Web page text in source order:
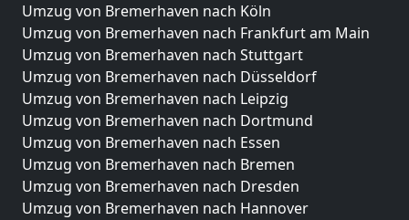
Umzug von Bremerhaven nach Köln
Umzug von Bremerhaven nach Frankfurt am Main
Umzug von Bremerhaven nach Stuttgart
Umzug von Bremerhaven nach Düsseldorf
Umzug von Bremerhaven nach Leipzig
Umzug von Bremerhaven nach Dortmund
Umzug von Bremerhaven nach Essen
Umzug von Bremerhaven nach Bremen
Umzug von Bremerhaven nach Dresden
Umzug von Bremerhaven nach Hannover